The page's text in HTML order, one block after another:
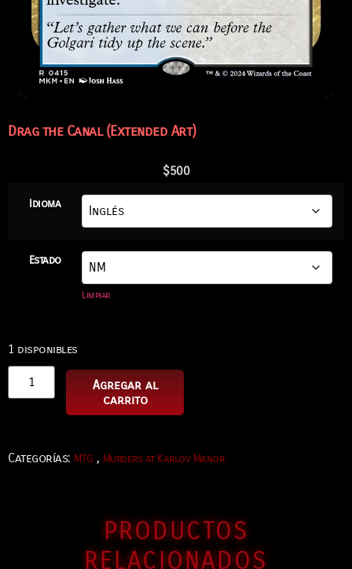
Drag the Canal (Extended Art)
$500
Idioma
Estado
Limpiar
1 disponibles
Agregar al
carrito
Categorías: MTG , Murders at Karlov Manor
PRODUCTOS
RELACIONADOS